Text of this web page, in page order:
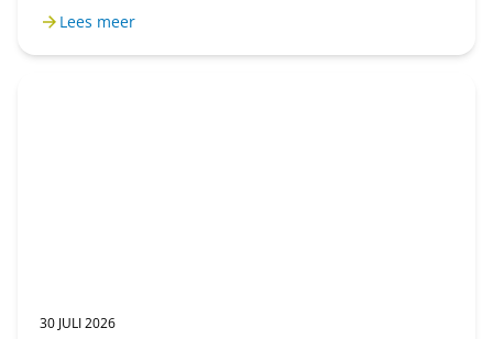
beschermen tegen de hitte.
Lees meer
30 JULI 2026